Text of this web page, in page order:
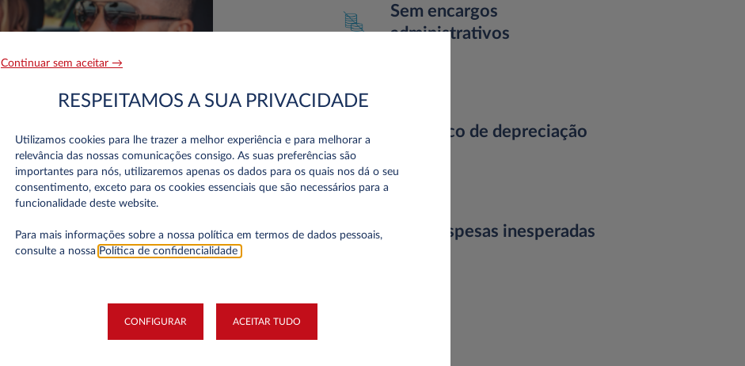
Sem encargos
administrativos
Sem risco de depreciação
Sem despesas inesperadas
Continuar sem aceitar →
RESPEITAMOS A SUA PRIVACIDADE
Utilizamos cookies para lhe trazer a melhor experiência e para melhorar a
relevância das nossas comunicações consigo. As suas preferências são
importantes para nós, utilizaremos apenas os dados para os quais nos dá o seu
consentimento, exceto para os cookies essenciais que são necessários para a
funcionalidade deste website.
Para mais informações sobre a nossa política em termos de dados pessoais,
consulte a nossa Política de confidencialidade
CONFIGURAR ACEITAR TUDO